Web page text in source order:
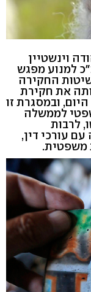
וינשטיין
למנוע מפגש
החקירה
את חקירת
ובמסגרת זו
לממשלה
לרבות
עורכי דין,
משפטית.